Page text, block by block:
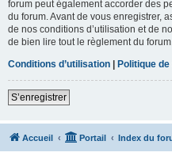
forum peut également accorder des
du forum. Avant de vous enregistrer,
de nos conditions d’utilisation et de
de bien lire tout le règlement du forum.
Conditions d’utilisation | Politique
S’enregistrer
Accueil Portail Index du